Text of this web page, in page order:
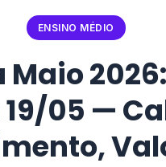
ENSINO MÉDIO
19/05 —